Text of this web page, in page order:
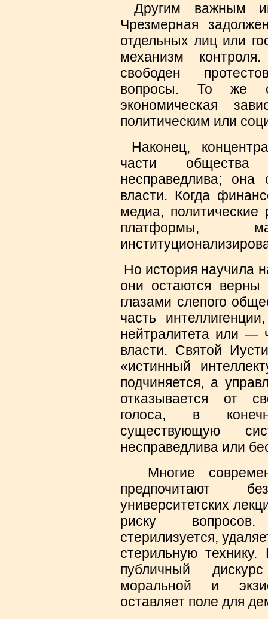
Другим важным
Чрезмерная
отдельных лиц или
механизм
свободен
вопросы. То же
экономическая
политическим или
Наконец,
части
несправедлива; она
власти. Когда
медиа, политические
платформы,
Но история научила
они остаются
глазами слепого
часть
нейтралитета или —
власти. Святой
«истинный
подчиняется, а
отказывается от
голоса, в
существующую
несправедлива или
Многие
предпочитают
университетских
риску
стерилизуется,
стерильную технику.
публичный
моральной и
оставляет поле для